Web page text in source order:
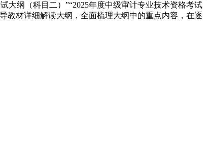
大纲（科目二）”“2025年度中级审计专业技术资格考试
教材详细解读大纲，全面梳理大纲中的重点内容，在逐